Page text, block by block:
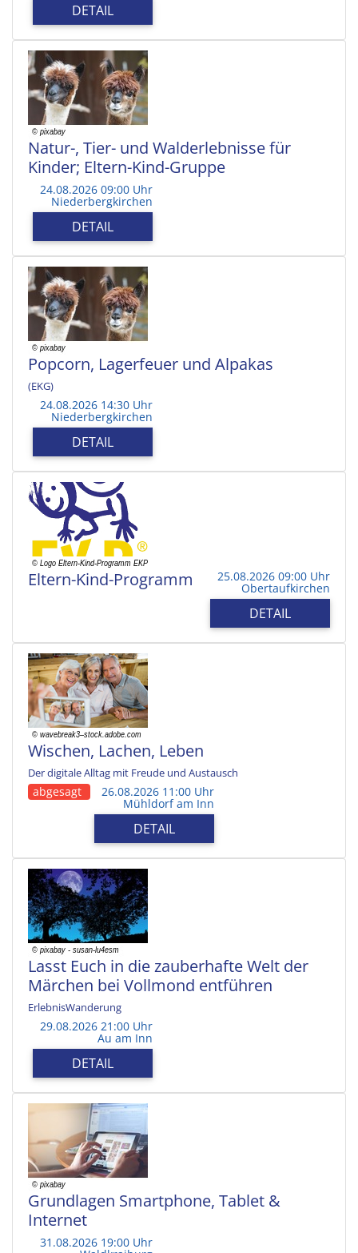
DETAIL
Natur-, Tier- und Walderlebnisse für
Kinder; Eltern-Kind-Gruppe
24.08.2026 09:00 Uhr
Niederbergkirchen
DETAIL
Popcorn, Lagerfeuer und Alpakas
(EKG)
24.08.2026 14:30 Uhr
Niederbergkirchen
DETAIL
Eltern-Kind-Programm 25.08.2026 09:00 Uhr
Obertaufkirchen
DETAIL
Wischen, Lachen, Leben
Der digitale Alltag mit Freude und Austausch
abgesagt 26.08.2026 11:00 Uhr
Mühldorf am Inn
DETAIL
Lasst Euch in die zauberhafte Welt der
Märchen bei Vollmond entführen
ErlebnisWanderung
29.08.2026 21:00 Uhr
Au am Inn
DETAIL
Grundlagen Smartphone, Tablet &
Internet
31.08.2026 19:00 Uhr